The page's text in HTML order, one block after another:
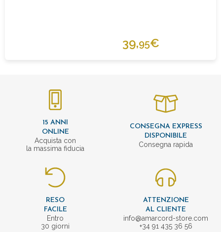
39,95€
15 ANNI
ONLINE
Acquista con
la massima fiducia
CONSEGNA EXPRESS
DISPONIBILE
Consegna rapida
RESO
FACILE
Entro
30 giorni
ATTENZIONE
AL CLIENTE
info@amarcord-store.com
+34 91 435 36 56